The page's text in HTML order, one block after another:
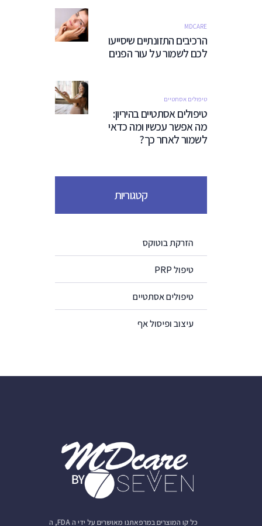
MDCARE
הרכיבים התזונתיים שיסייעו
לכם לשמור על עור הפנים
טיפולים אסתטיים
טיפולים אסתטיים בהיריון:
מה אפשר עכשיו ומה כדאי
לשמור לאחר כך?
קטגוריות
הזרקת בוטוקס
טיפול PRP
טיפולים אסתטיים
עיצוב ופיסול אף
כל קו המוצרים במרפאתנו מאושרים על ידי ה FDA, ה